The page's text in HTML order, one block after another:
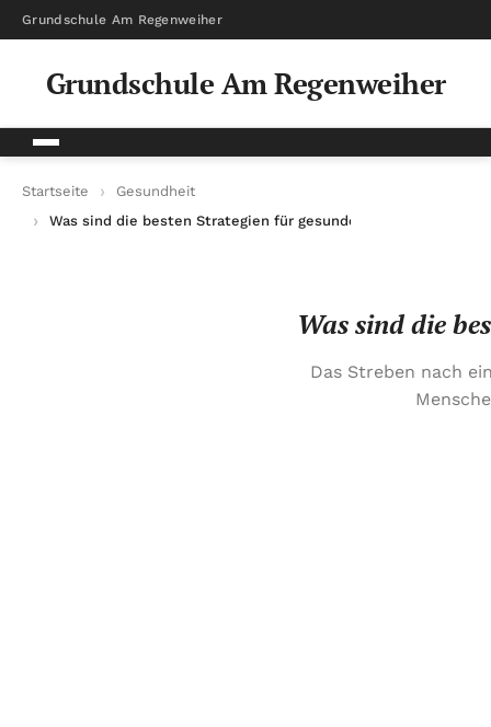
Grundschule Am Regenweiher
Grundschule Am Regenweiher
Startseite
Gesundheit
Was sind die besten Strategien für gesundes Abnehmen
Was sind die
Das Streben nach